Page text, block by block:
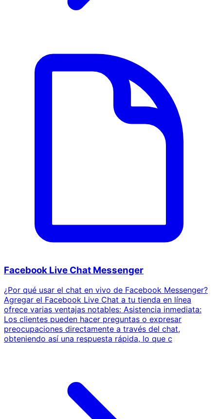
Facebook Live Chat Messenger
¿Por qué usar el chat en vivo de Facebook Messenger?
Agregar el Facebook Live Chat a tu tienda en línea
ofrece varias ventajas notables: Asistencia inmediata:
Los clientes pueden hacer preguntas o expresar
preocupaciones directamente a través del chat,
obteniendo así una respuesta rápida, lo que c